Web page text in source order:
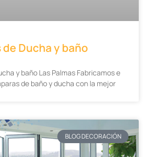
Ducha y baño
y baño Las Palmas Fabricamos e
de baño y ducha con la mejor
BLOG DECORACIÓN